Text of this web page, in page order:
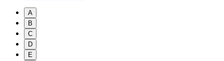
A
B
C
D
E